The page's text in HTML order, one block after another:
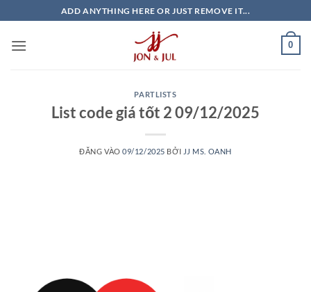
qua
nội
ADD ANYTHING HERE OR JUST REMOVE IT...
0
PARTLISTS
List code giá tốt 2 09/12/2025
ĐĂNG VÀO09/12/2025 BỞI JJ MS. OANH